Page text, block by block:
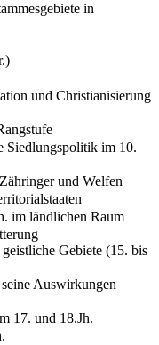
in
und Christianisierung
Siedlungspolitik im 10.
und Welfen
im ländlichen Raum
Gebiete (15. bis
Auswirkungen
17. und 18.Jh.